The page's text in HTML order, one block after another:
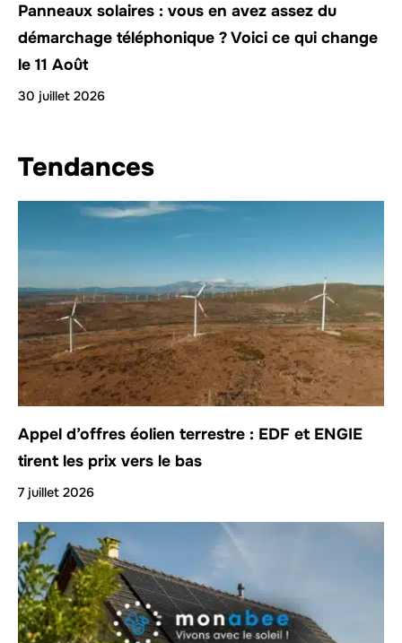
Panneaux solaires : vous en avez assez du
démarchage téléphonique ? Voici ce qui change
le 11 Août
30 juillet 2026
Tendances
Appel d’offres éolien terrestre : EDF et ENGIE
tirent les prix vers le bas
7 juillet 2026